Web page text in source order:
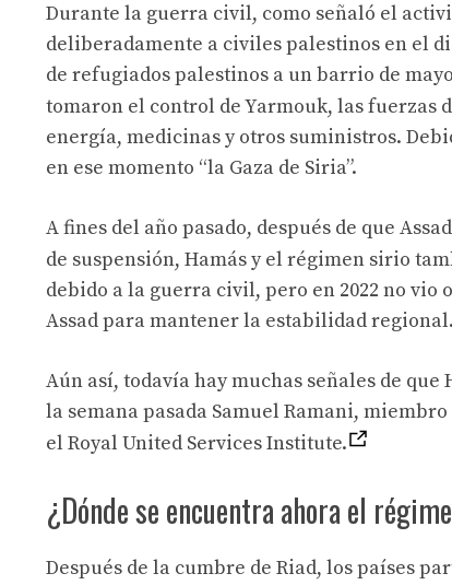
Durante la guerra civil, como señaló el
deliberadamente a civiles palestinos en el
de refugiados palestinos a un barrio de
tomaron el control de Yarmouk, las fuerzas
energía, medicinas y otros suministros.
en ese momento “la Gaza de Siria”.
A fines del año pasado, después de que
de suspensión, Hamás y el régimen sirio
debido a la guerra civil, pero en 2022 no
Assad para mantener la estabilidad regional.
Aún así, todavía hay muchas señales de
la semana pasada Samuel Ramani,
el Royal United Services Institute.
¿Dónde se encuentra ahora el
Después de la cumbre de Riad, los países